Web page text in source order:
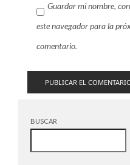
Guardar mi nombre,
este navegador para la
comentario.
BUSCAR